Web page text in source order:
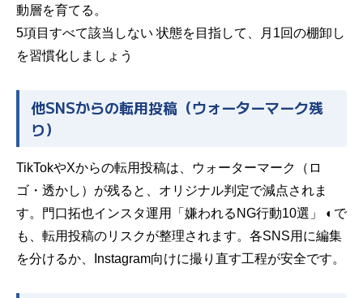
動層を育てる。
5項目すべて該当しない 状態を目指して、月1回の棚卸し
を習慣化しましょう
他SNSからの転用投稿（ウォーターマーク残
り）
TikTokやXからの転用投稿は、ウォーターマーク（ロ
ゴ・透かし）が残ると、オリジナル判定で減点されま
す。
門口拓也インスタ運用「嫌われるNG行動10選」 ◐ で
も、転用投稿のリスクが整理されます。各SNS用に編集
を分けるか、Instagram向けに撮り直す工程が安全です。